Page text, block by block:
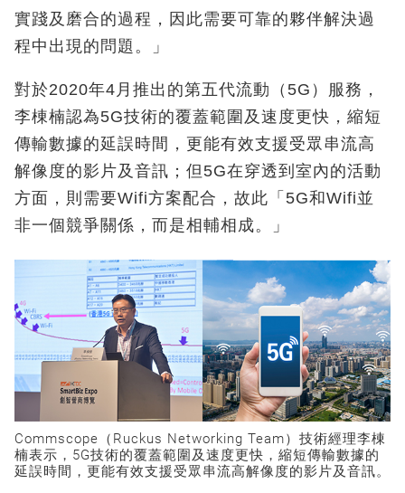
實踐及磨合的過程，因此需要可靠的夥伴解決過
程中出現的問題。」
對於2020年4月推出的第五代流動（5G）服務，
李棟楠認為5G技術的覆蓋範圍及速度更快，縮短
傳輸數據的延誤時間，更能有效支援受眾串流高
解像度的影片及音訊；但5G在穿透到室內的活動
方面，則需要Wifi方案配合，故此「5G和Wifi並
非一個競爭關係，而是相輔相成。」
Commscope（Ruckus Networking Team）技術經理李棟
楠表示，5G技術的覆蓋範圍及速度更快，縮短傳輸數據的
延誤時間，更能有效支援受眾串流高解像度的影片及音訊。